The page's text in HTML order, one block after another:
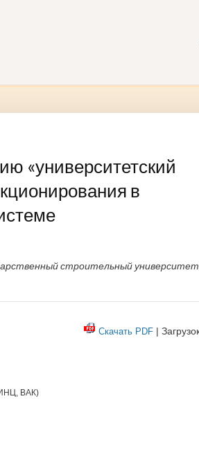
«университетский
в
строительный
Скачать PDF |
, ВАК)